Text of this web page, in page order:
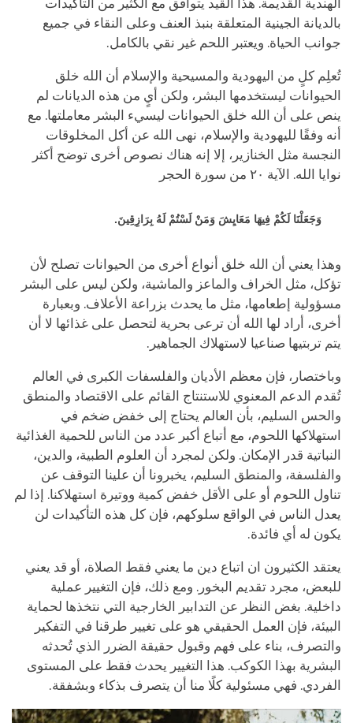
الهندية القديمة. هذا القيد يتوافق مع الكثير من التأكيدات
بالديانة الجينية المتعلقة بنبذ العنف وعلى النقاء في جميع
جوانب الحياة. ويعتبر اللحم غير نقي بالكامل.
تُعلِم كلٍ من اليهودية والمسيحية والإسلام أن الله خلق
الحيوانات ليستخدمها البشر، ولكن أيٍ من هذه الديانات لم
ينص على أن الله خلق الحيوانات ليسيء البشر معاملتها. مع
أنه وفقًا لليهودية والإسلام، نهى الله عن أكل المخلوقات
النجسة مثل الخنازير، إلا إنه هناك نصوص أخرى توضح أكثر
نوايا الله. الآية ٢٠ من سورة الحجر
وَجَعَلْنَا لَكُمْ فِيهَا مَعَايِشَ وَمَنْ لَسْتُمْ لَهُ بِرَازِقِينَ.
وهذا يعني أن الله خلق أنواع أخرى من الحيوانات تصلح لأن
تؤكل، مثل الخراف والماعز والماشية، ولكن ليس على البشر
مسؤولية إطعامها، مثل ما يحدث بزراعة الأعلاف. وبعبارة
أخرى، أراد لها الله أن ترعى بحرية لتحصل على غذائها لا أن
يتم تربتيها صناعيا لاستهلاك الجماهير.
وباختصار، فإن معظم الأديان والفلسفات الكبرى في العالم
تُقدم الدعم المعنوي للاستنتاج القائم على الاقتصاد والمنطق
والحس السليم، بأن العالم يحتاج إلى خفض ضخم في
استهلاكها اللحوم، مع أتباع أكبر عدد من الناس للحمية الغذائية
النباتية قدر الإمكان. ولكن لمجرد أن العلوم الطبية، والدين،
والفلسفة، والمنطق السليم، يخبرونا أن علينا التوقف عن
تناول اللحوم أو على الأقل خفض كمية ووتيرة استهلاكنا. إذا لم
يعدل الناس في الواقع سلوكهم، فإن كل هذه التأكيدات لن
يكون له أي فائدة.
يعتقد الكثيرون ان اتباع دين ما يعني فقط الصلاة، أو قد يعني
للبعض، مجرد تقديم البخور. ومع ذلك، فإن التغيير عملية
داخلية. بغض النظر عن التدابير الخارجية التي نتخذها لحماية
البيئة، فإن العمل الحقيقي هو على تغيير طرقنا في التفكير
والتصرف، بناء على فهم وقبول حقيقة الضرر الذي تُحدثه
البشرية بهذا الكوكب. هذا التغيير يحدث فقط على المستوى
الفردي. فهي مسئولية كلًا منا أن يتصرف بذكاء وبشفقة.